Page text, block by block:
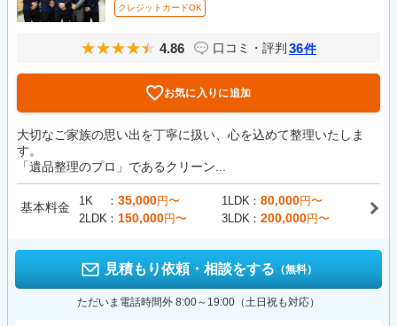
クレジットカードOK
4.86 口コミ・評判 36件
お気に入りに追加
大切なご家族の思い出を丁寧に扱い、心を込めて整理いたしま
す。
「遺品整理のプロ」であるクリーン...
基本料金 1K 35,000円〜 1LDK 80,000円〜
2LDK
150,000円〜 3LDK 200,000円〜
見積もり依頼・相談をする （無料）
ただいま電話時間外 8:00～19:00（土日祝も対応）